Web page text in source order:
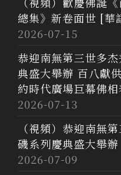
總集》新卷面世 [華
2026-07-15
恭迎南無第三世多
典盛大舉辦 百八獻
約時代廣場巨幕佛相
2026-07-13
（視頻）恭迎南無
磯系列慶典盛大舉辦
2026-07-09